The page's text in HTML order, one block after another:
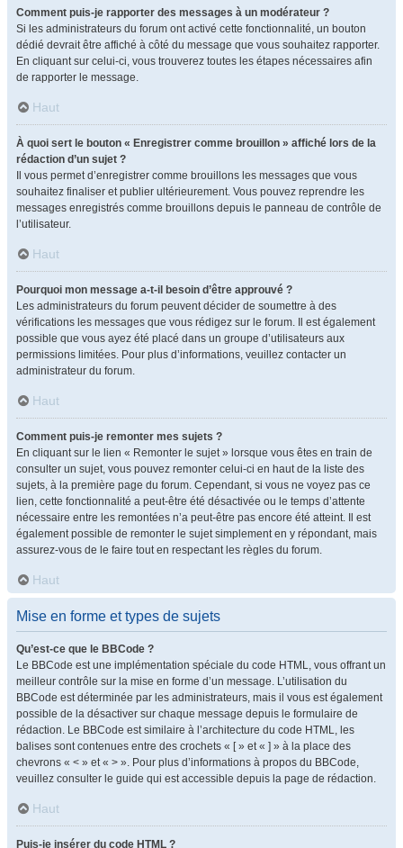
Comment puis-je rapporter des messages à un modérateur ?
Si les administrateurs du forum ont activé cette fonctionnalité, un bouton
dédié devrait être affiché à côté du message que vous souhaitez rapporter.
En cliquant sur celui-ci, vous trouverez toutes les étapes nécessaires afin
de rapporter le message.
Haut
À quoi sert le bouton « Enregistrer comme brouillon » affiché lors de la
rédaction d’un sujet ?
Il vous permet d’enregistrer comme brouillons les messages que vous
souhaitez finaliser et publier ultérieurement. Vous pouvez reprendre les
messages enregistrés comme brouillons depuis le panneau de contrôle de
l’utilisateur.
Haut
Pourquoi mon message a-t-il besoin d’être approuvé ?
Les administrateurs du forum peuvent décider de soumettre à des
vérifications les messages que vous rédigez sur le forum. Il est également
possible que vous ayez été placé dans un groupe d’utilisateurs aux
permissions limitées. Pour plus d’informations, veuillez contacter un
administrateur du forum.
Haut
Comment puis-je remonter mes sujets ?
En cliquant sur le lien « Remonter le sujet » lorsque vous êtes en train de
consulter un sujet, vous pouvez remonter celui-ci en haut de la liste des
sujets, à la première page du forum. Cependant, si vous ne voyez pas ce
lien, cette fonctionnalité a peut-être été désactivée ou le temps d’attente
nécessaire entre les remontées n’a peut-être pas encore été atteint. Il est
également possible de remonter le sujet simplement en y répondant, mais
assurez-vous de le faire tout en respectant les règles du forum.
Haut
Mise en forme et types de sujets
Qu’est-ce que le BBCode ?
Le BBCode est une implémentation spéciale du code HTML, vous offrant un
meilleur contrôle sur la mise en forme d’un message. L’utilisation du
BBCode est déterminée par les administrateurs, mais il vous est également
possible de la désactiver sur chaque message depuis le formulaire de
rédaction. Le BBCode est similaire à l’architecture du code HTML, les
balises sont contenues entre des crochets « [ » et « ] » à la place des
chevrons « < » et « > ». Pour plus d’informations à propos du BBCode,
veuillez consulter le guide qui est accessible depuis la page de rédaction.
Haut
Puis-je insérer du code HTML ?